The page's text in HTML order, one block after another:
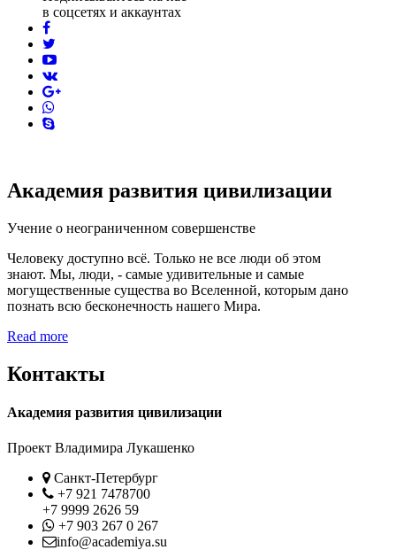
в соцсетях и аккаунтах
facebook
youtube
vk
skype
Академия развития цивилизации
Учение о неограниченном совершенстве
Человеку доступно всё. Только не все люди об этом
знают. Мы, люди, - самые удивительные и самые
могущественные существа во Вселенной, которым дано
познать всю бесконечность нашего Мира.
Read more
Контакты
Академия развития цивилизации
Проект Владимира Лукашенко
Location
Санкт-Петербург
Phone
+7 921 7478700
+7 9999 2626 59
Whatsapp
+7 903 267 0 267
Contact
info@academiya.su